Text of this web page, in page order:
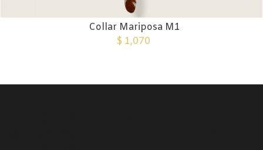
Collar Mariposa M1
$ 1,070